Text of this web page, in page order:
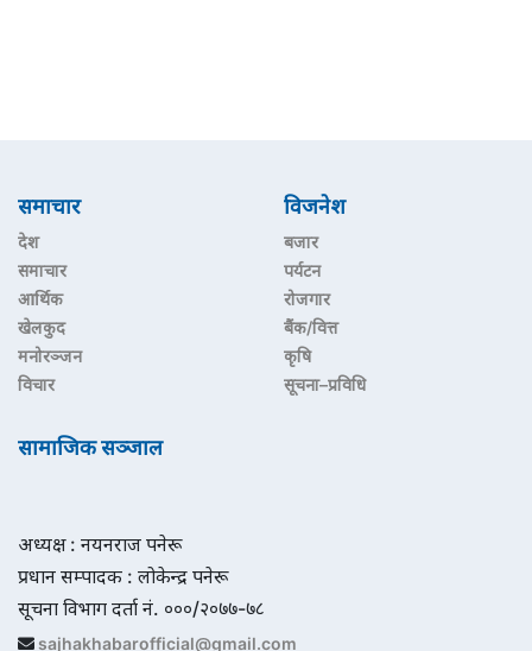
समाचार
देश
समाचार
आर्थिक
खेलकुद
मनोरञ्जन
विचार
विजनेश
बजार
पर्यटन
रोजगार
बैंक/वित्त
कृषि
सूचना–प्रविधि
सामाजिक सञ्जाल
अध्यक्ष : नयनराज पनेरू
प्रधान सम्पादक : लोकेन्द्र पनेरू
सूचना विभाग दर्ता नं. ०००/२०७७-७८
sajhakhabarofficial@gmail.com